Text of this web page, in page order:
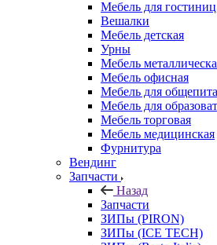
Мебель для
Вешалки
Мебель детская
Урны
Мебель
Мебель офисная
Мебель для общепита
Мебель для
Мебель торговая
Мебель медицинская
Фурнитура
Вендинг
Запчасти
Назад
Запчасти
ЗИПы (PIRON)
ЗИПы (ICE TECH)